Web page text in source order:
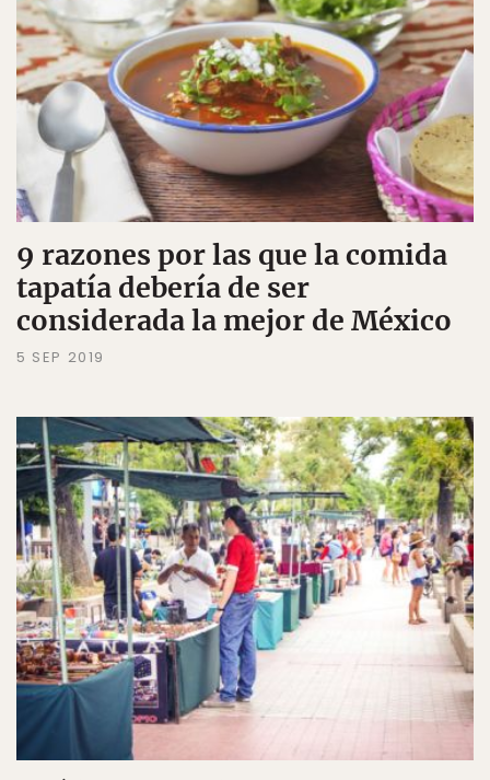
9 razones por las que la comida
tapatía debería de ser
considerada la mejor de México
5 SEP 2019